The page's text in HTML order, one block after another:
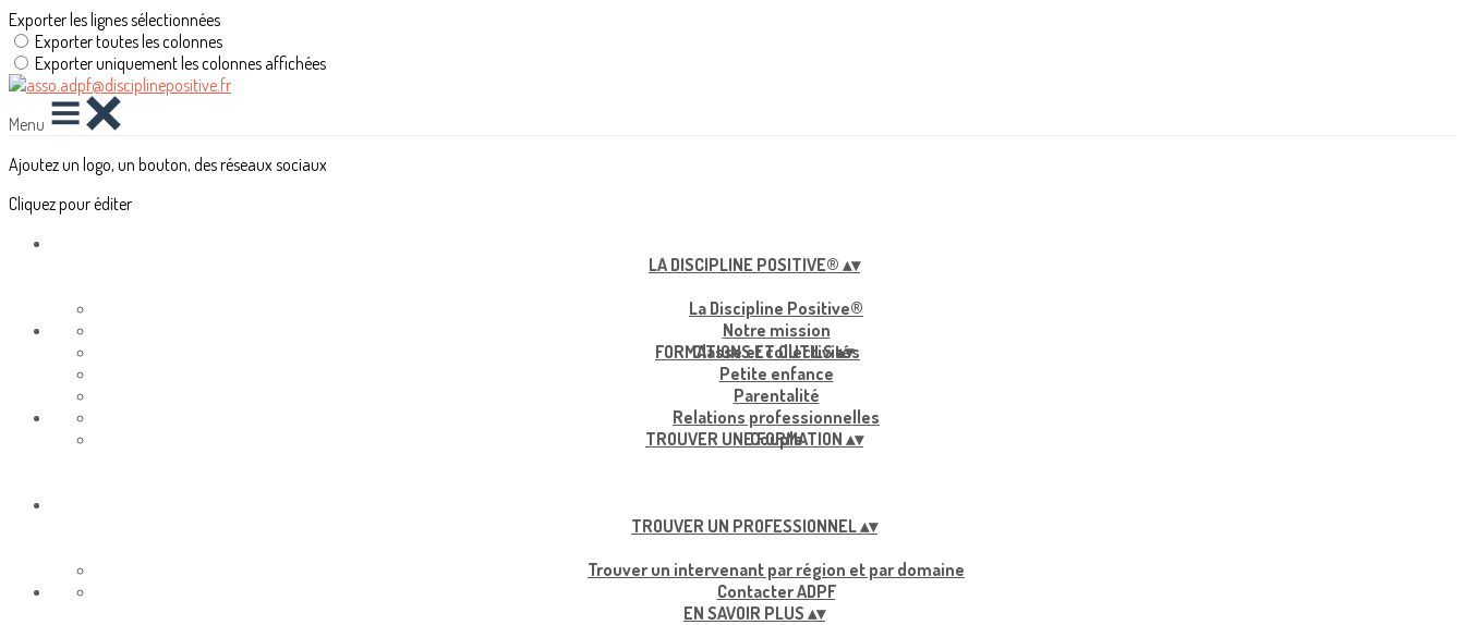
Exporter les lignes sélectionnées
Exporter toutes les colonnes
Exporter uniquement les colonnes affichées
Menu
Ajoutez un logo, un bouton, des réseaux sociaux
Cliquez pour éditer
LA DISCIPLINE POSITIVE® ▴▾
La Discipline Positive®
Notre mission
Classe et collectivités
Petite enfance
Parentalité
Relations professionnelles
Couple
FORMATIONS ET OUTILS▴▾
TROUVER UNE FORMATION ▴▾
TROUVER UN PROFESSIONNEL▴▾
Trouver un intervenant par région et par domaine
Contacter ADPF
EN SAVOIR PLUS ▴▾